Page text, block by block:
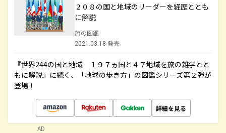
２０８の国と地域のリーダーを経歴ととも
に解説
旅の図鑑
2021.03.18 発売
『世界244の国と地域 １９７ヵ国と４７地域を旅の雑学とと
もに解説』に続く、「地球の歩き方」の図鑑シリーズ第２弾が
登場！
詳細を見る
AD